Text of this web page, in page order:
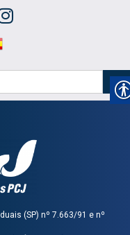
(SP) nº 7.663/91 e nº